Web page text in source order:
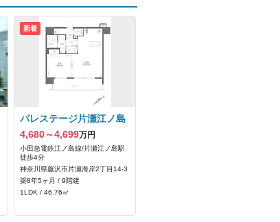
新着
パレステージ片瀬江ノ島
4,680～4,699万円
小田急電鉄江ノ島線/片瀬江ノ島駅
徒歩4分
神奈川県藤沢市片瀬海岸2丁目14-3
築8年5ヶ月 / 9階建
1LDK / 46.76㎡